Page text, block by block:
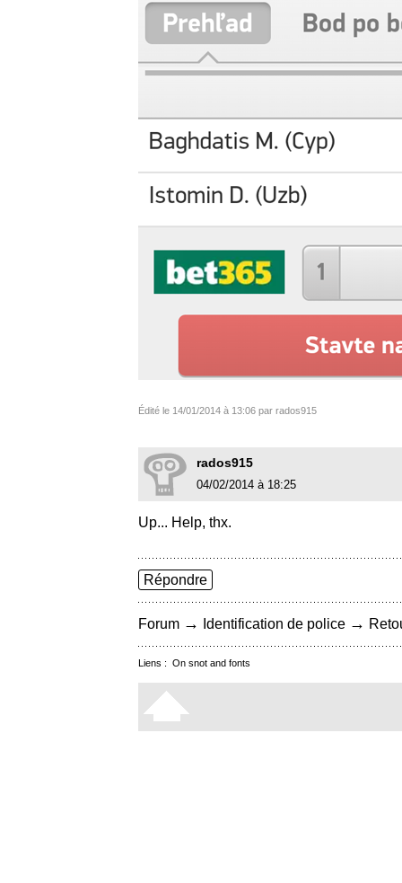
Édité le 14/01/2014 à 13:06 par rados915
rados915
04/02/2014 à 18:25
Up... Help, thx.
Répondre
Forum → Identification de police →
Liens : On snot and fonts